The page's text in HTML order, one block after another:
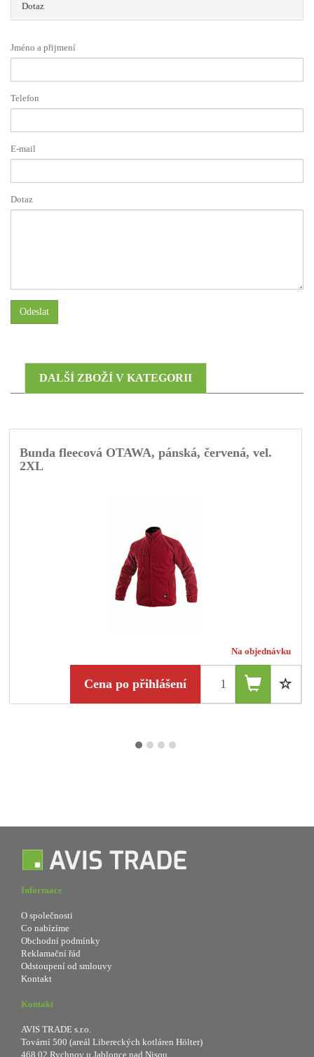
Dotaz
Jméno a přijmení
Telefon
E-mail
Dotaz
Odeslat
DALŠÍ ZBOŽÍ V KATEGORII
Bunda fleecová OTAWA, pánská, červená, vel.
2XL
Na objednávku
Cena po přihlášení
Informace
O společnosti
Co nabízíme
Obchodní podmínky
Reklamační řád
Odstoupení od smlouvy
Kontakt
Kontakt
AVIS TRADE s.r.o.
Tovární 500 (areál Libereckých kotláren Hölter)
468 02 Rychnov u Jablonce nad Nisou